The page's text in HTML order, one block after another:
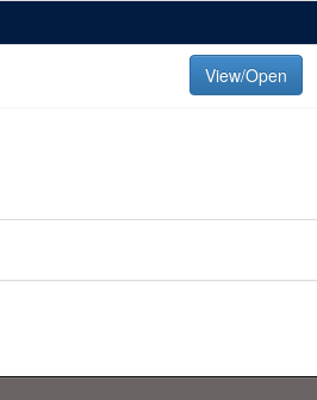
View/Open